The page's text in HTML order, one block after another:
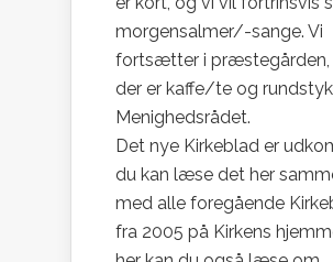
morgensalmer/-sange. Vi
fortsætter i præstegården,
der er kaffe/te og
Menighedsrådet.
Det nye Kirkeblad er
du kan læse det her
med alle foregående
fra 2005 på Kirkens